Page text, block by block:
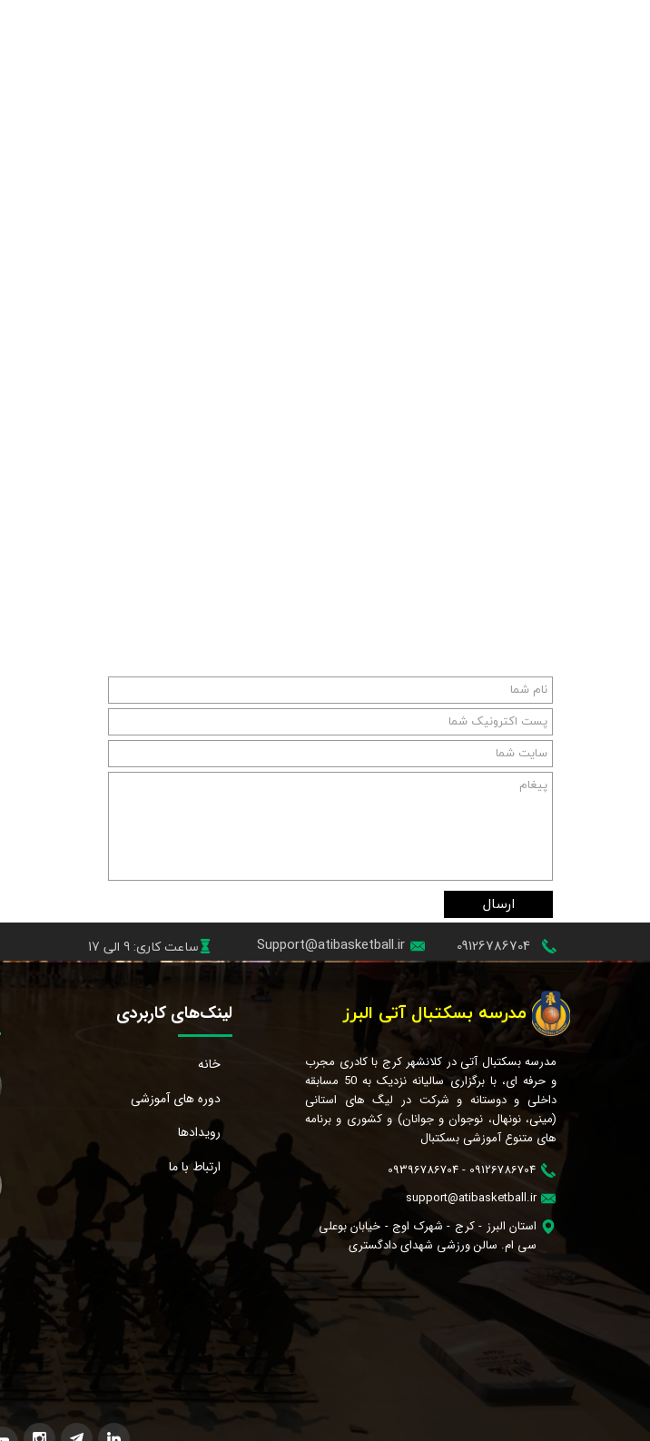
ارسال
مدرسه بسکتبال آتی البرز
مدرسه بسکتبال آتی در کلانشهر کرج با کادری مجرب
و حرفه ای، با برگزاری سالیانه نزدیک به 50 مسابقه
داخلی و دوستانه و شرکت در لیگ های استانی
(مینی، نونهال، نوجوان و جوانان) و کشوری و برنامه
های متنوع آموزشی بسکتبال
09126786704 - 09396786704
support@atibasketball.ir
استان البرز - کرج - شهرک اوج - خیابان بوعلی
سی ام. سالن ورزشی شهدای دادگستری
لینک‌های کاربردی
خانه
دوره های آموزشی
رویدادها
ارتباط با ما
09126786704 ساعت کاری: 9 الی 17 Support@atibasketball.ir